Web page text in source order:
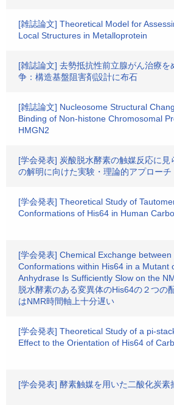
[雑誌論文] Theoretical Model for
Local Structures in Metalloprotein
[雑誌論文] 去勢抵抗性前立腺がん治療を
争：構造基盤阻害剤設計に布石
[雑誌論文] Nucleosome Structural
Binding of Non-histone Chromosomal
HMGN2
[学会発表] 炭酸脱水酵素の触媒反応に見
の解明に向けた実験・理論的アプローチ
[学会発表] Theoretical Study of
Conformations of His64 in Human
[学会発表] Chemical Exchange between
Conformations within His64 in a Mutant
Anhydrase Is Sufficiently Slow on the
脱水酵素のある変異体のHis64の２つの
はNMR時間軸上十分遅い
[学会発表] Theoretical Study of a pi-
Effect to the Orientation of His64 of
[学会発表] 酵素触媒を用いた二酸化炭素